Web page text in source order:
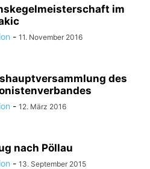
im
- 11. November 2016
des
- 12. März 2016
nach Pöllau
- 13. September 2015